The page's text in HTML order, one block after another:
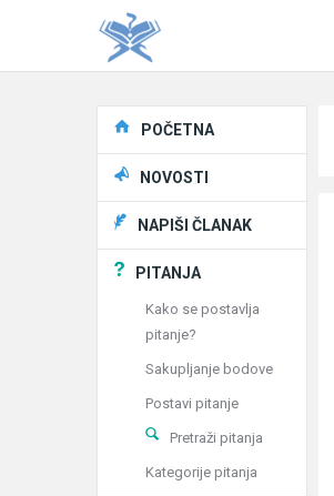
Explore
POČETNA
NOVOSTI
NAPIŠI ČLANAK
PITANJA
Kako se postavlja
pitanje?
Sakupljanje bodove
Postavi pitanje
Pretraži pitanja
Kategorije pitanja